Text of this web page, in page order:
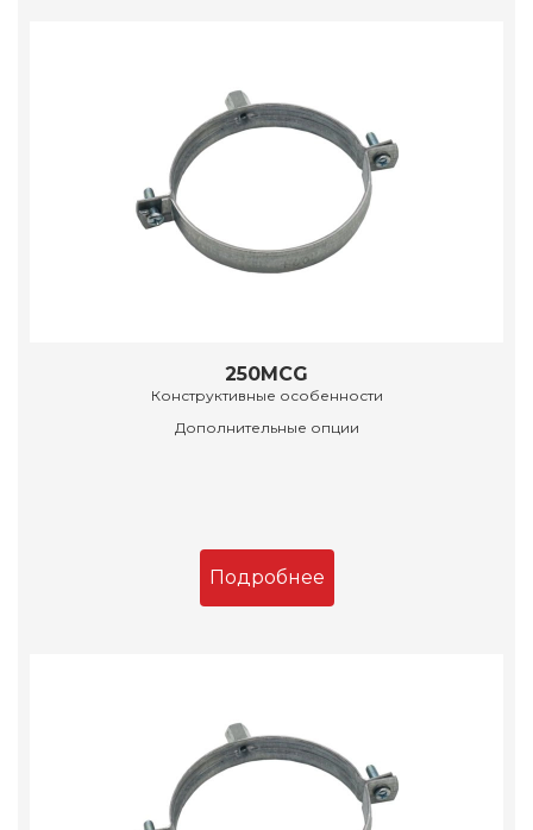
250MCG
Конструктивные особенности
Дополнительные опции
Подробнее